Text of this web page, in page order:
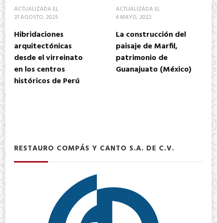
ACTUALIZADA EL
31 AGOSTO, 2025
Hibridaciones
arquitectónicas
desde el virreinato
en los centros
históricos de Perú
ACTUALIZADA EL
6 MAYO, 2022
La construcción del
paisaje de Marfil,
patrimonio de
Guanajuato (México)
RESTAURO COMPÁS Y CANTO S.A. DE C.V.